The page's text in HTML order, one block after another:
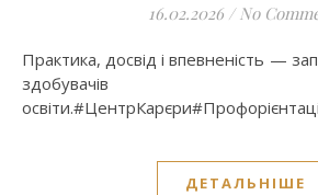
16.02.2026 / No
Практика, досвід і впевненість — запорука успіху наших
здобувачів
ДЕТАЛЬНІШЕ